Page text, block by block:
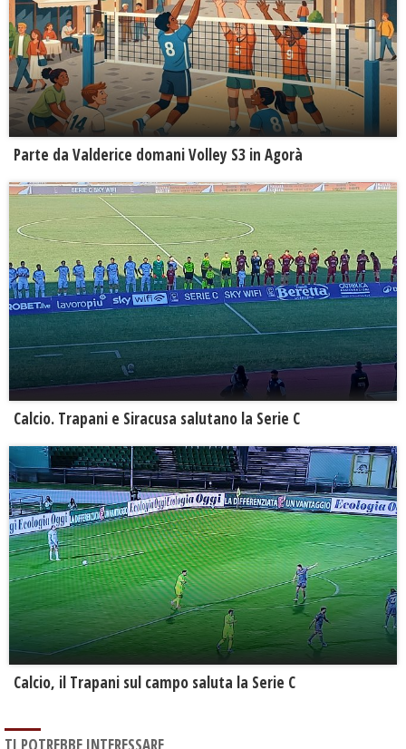
Parte da Valderice domani Volley S3 in Agorà
Calcio. Trapani e Siracusa salutano la Serie C
Calcio, il Trapani sul campo saluta la Serie C
TI POTREBBE INTERESSARE